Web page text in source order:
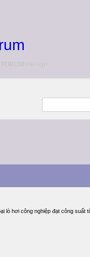
a></p>
lò hơi công nghiệp đạt công suất